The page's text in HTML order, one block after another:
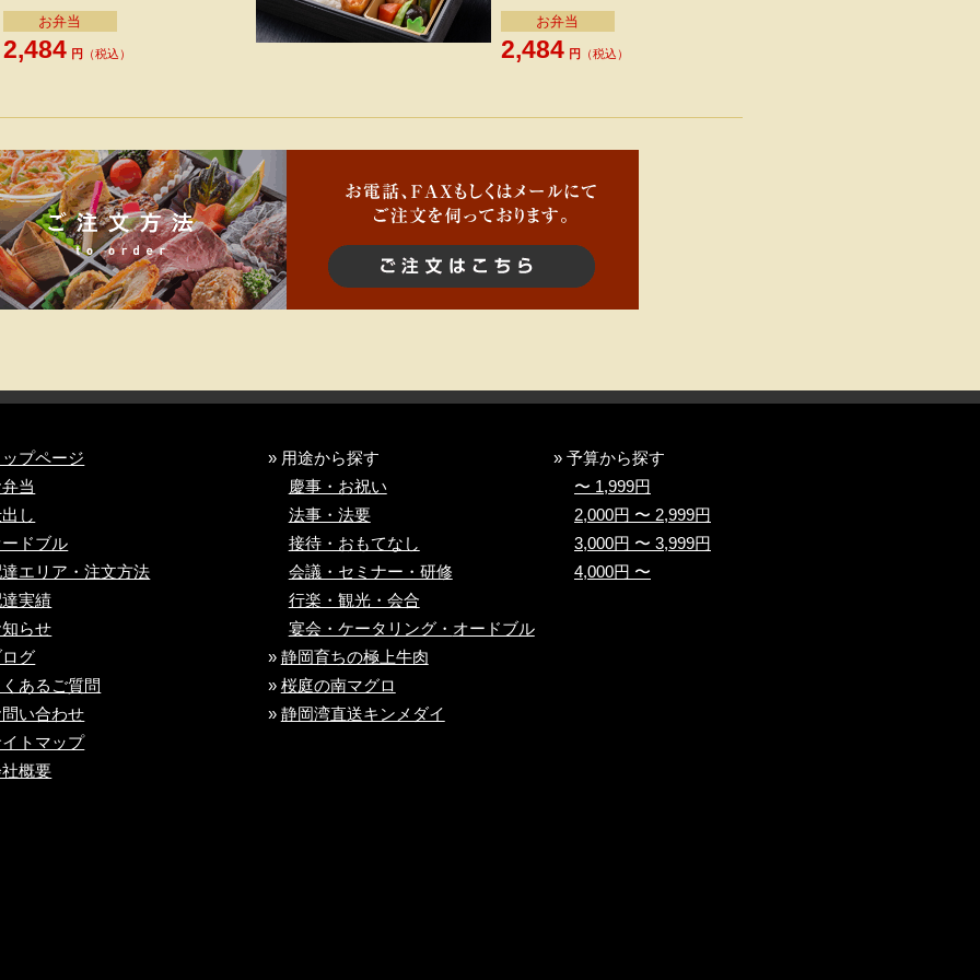
お弁当
2,484 円 （税込）
お弁当
2,484 円 （税込）
プページ
当
し
ドブル
エリア・注文方法
実績
らせ
グ
あるご質問
い合わせ
トマップ
概要
» 用途から探す
慶事・お祝い
法事・法要
接待・おもてなし
会議・セミナー・研修
行楽・観光・会合
宴会・ケータリング・ オードブル
» 静岡育ちの極上牛肉
» 桜庭の南マグロ
» 静岡湾直送キンメダイ
» 予算から探す
〜 1,999円
2,000円 〜 2,999円
3,000円 〜 3,999円
4,000円 〜